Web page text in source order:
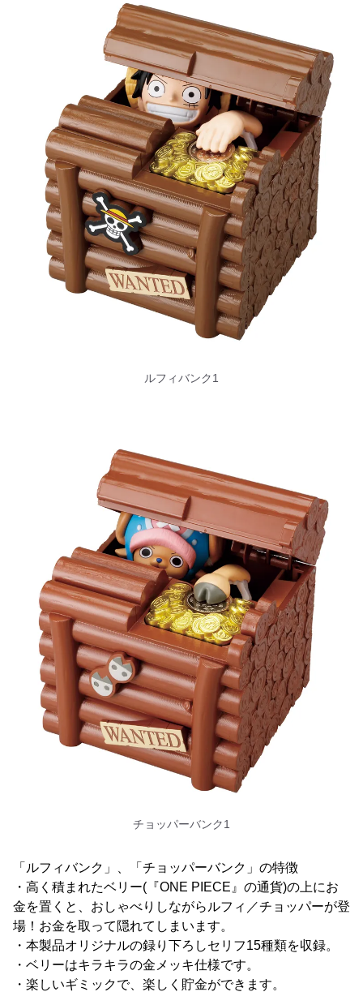
ルフィバンク1
チョッパーバンク1
「ルフィバンク」、「チョッパーバンク」の特徴
・高く積まれたベリー(『ONE PIECE』の通貨)の上にお
金を置くと、おしゃべりしながらルフィ／チョッパーが登
場！お金を取って隠れてしまいます。
・本製品オリジナルの録り下ろしセリフ15種類を収録。
・ベリーはキラキラの金メッキ仕様です。
・楽しいギミックで、楽しく貯金ができます。